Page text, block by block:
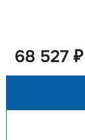
68 527 ₽